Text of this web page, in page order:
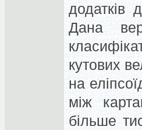
додатків
Дана
кутових
на
між
більше